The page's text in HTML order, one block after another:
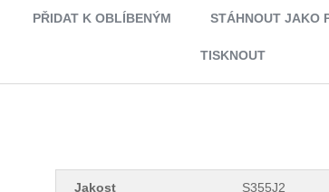
PŘIDAT K OBLÍBENÝM STÁHNOUT JAKO
TISKNOUT
Jakost S355J2